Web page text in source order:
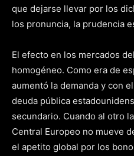
que dejarse llevar por los
los pronuncia, la prudencia
El efecto en los mercados
homogéneo. Como era de
aumentó la demanda y con
deuda pública
secundario. Cuando al otro
Central Europeo no mueve
el apetito global por los